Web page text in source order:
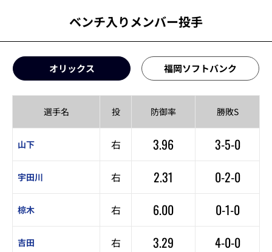
ベンチ入りメンバー投手
オリックス 福岡ソフトバンク
選手名 投 防御率 勝敗S
山下 右 3.96 3-5-0
宇田川 右 2.31 0-2-0
椋木 右 6.00 0-1-0
吉田 右 3.29 4-0-0